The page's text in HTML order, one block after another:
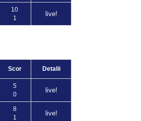
10
1
live!
Scor Detalii
5
0
live!
8
1
live!